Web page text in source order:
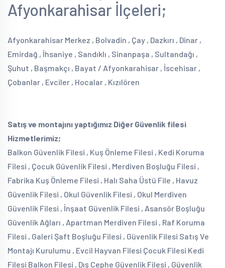
Afyonkarahisar İlçeleri;
Afyonkarahisar Merkez , Bolvadin , Çay , Dazkırı , Dinar ,
Emirdağ , İhsaniye , Sandıklı , Sinanpaşa , Sultandağı ,
Şuhut , Başmakçı , Bayat / Afyonkarahisar , İscehisar ,
Çobanlar , Evciler , Hocalar , Kızılören
Satış ve montajını yaptığımız Diğer Güvenlik filesi
Hizmetlerimiz;
Balkon Güvenlik Filesi , Kuş Önleme Filesi , Kedi Koruma
Filesi , Çocuk Güvenlik Filesi , Merdiven Boşluğu Filesi ,
Fabrika Kuş Önleme Filesi , Halı Saha Üstü File , Havuz
Güvenlik Filesi , Okul Güvenlik Filesi , Okul Merdiven
Güvenlik Filesi , İnşaat Güvenlik Filesi , Asansör Boşluğu
Güvenlik Ağları , Apartman Merdiven Filesi , Raf Koruma
Filesi , Galeri Şaft Boşluğu Filesi , Güvenlik Filesi Satış Ve
Montajı Kurulumu , Evcil Hayvan Filesi Çocuk Filesi Kedi
Filesi Balkon Filesi , Dış Cephe Güvenlik Filesi , Güvenlik